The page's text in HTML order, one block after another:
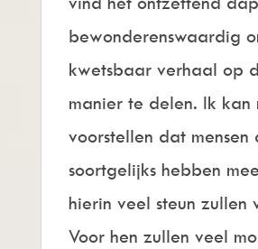
bewonderenswaardig
kwetsbaar verhaal op
manier te delen. Ik kan
voorstellen dat mensen
soortgelijks hebben
hierin veel steun zullen
Voor hen zullen veel